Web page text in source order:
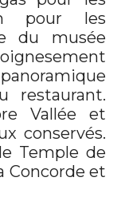
pour les
du musée
restaurant.
Vallée et
conservés.
Temple de
Concorde et